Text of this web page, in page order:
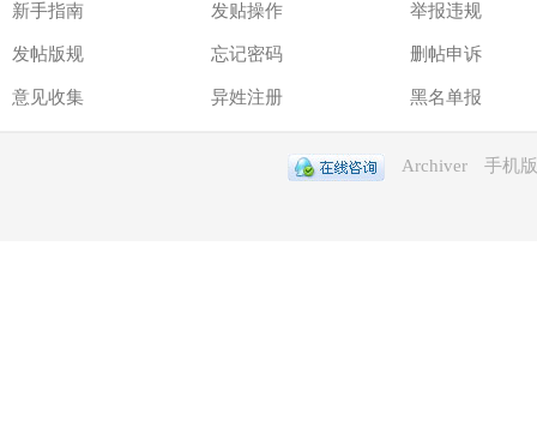
新手指南
发帖版规
意见收集
发贴操作
忘记密码
异姓注册
举报违规
删帖申诉
黑名单报
Archiver 手机版